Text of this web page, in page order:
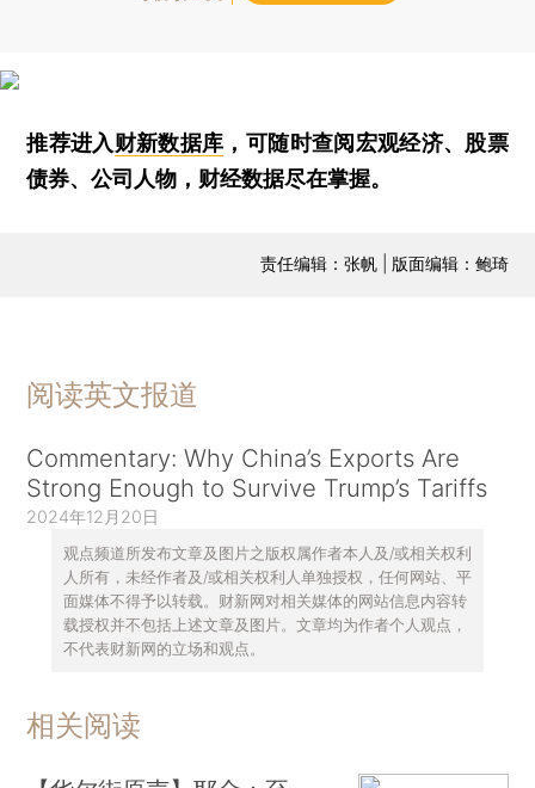
推荐进入财新数据库 ，可随时查阅宏观经济、股票
债券、公司人物，财经数据尽在掌握。
责任编辑：张帆 | 版面编辑：鲍琦
阅读英文报道
Commentary: Why China’s Exports Are
Strong Enough to Survive Trump’s Tariffs
2024年12月20日
观点频道所发布文章及图片之版权属作者本人及/或相关权利
人所有，未经作者及/或相关权利人单独授权，任何网站、平
面媒体不得予以转载。财新网对相关媒体的网站信息内容转
载授权并不包括上述文章及图片。文章均为作者个人观点，
不代表财新网的立场和观点。
相关阅读